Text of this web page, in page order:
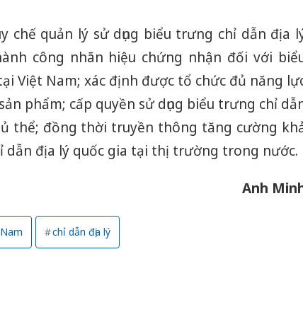
chế quản lý sử dụng biểu trưng chỉ dẫn địa
công nhãn hiệu chứng nhận đối với
Việt Nam; xác định được tổ chức đủ năng
phẩm; cấp quyền sử dụng biểu trưng chỉ
thể; đồng thời truyền thông tăng cường
dẫn địa lý quốc gia tại thị trường trong nước.
Anh
chỉ dẫn địa lý